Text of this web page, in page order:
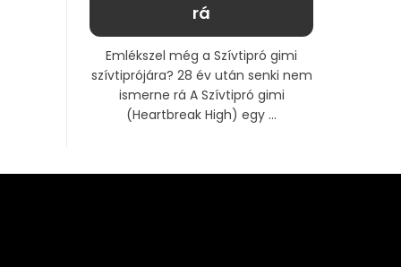
rá
Emlékszel még a Szívtipró gimi
szívtiprójára? 28 év után senki nem
ismerne rá A Szívtipró gimi
(Heartbreak High) egy ...